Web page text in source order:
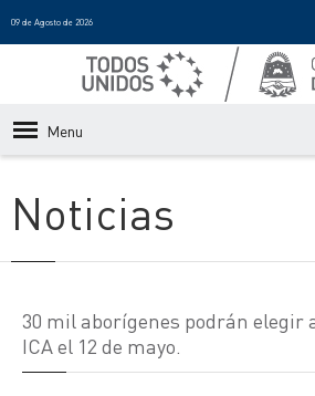
09 de Agosto de 2026
Menu
Noticias
30 mil aborígenes podrán elegir
ICA el 12 de mayo.